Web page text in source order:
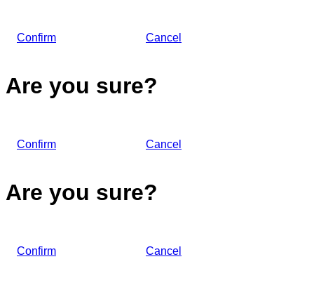
Confirm Cancel
Are you sure?
Confirm Cancel
Are you sure?
Confirm Cancel